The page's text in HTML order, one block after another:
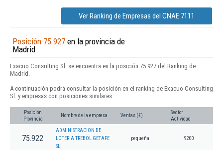
Ver Ranking de Empresas del CNAE 7111
Posición 75.927 en la provincia de
Madrid
Exacuo Consulting Sl. se encuentra en la posición 75.927 del Ranking de
Madrid.
A continuación podrá consultar la posición en el ranking de Exacuo Consulting
Sl. y empresas con posiciones similares:
Posición
Provincia
Nombre de la empresa Ventas (€)
Sector
Actividad
75.922
ADMINISTRACION DE
LOTERIA TREBOL GETAFE
SL.
pequeña 9200